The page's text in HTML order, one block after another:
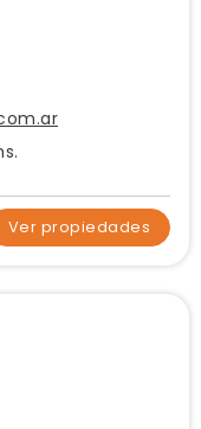
Ver propiedades